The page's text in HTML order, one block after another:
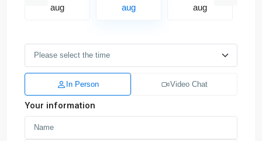
aug
aug
aug
In Person Video Chat
Your information